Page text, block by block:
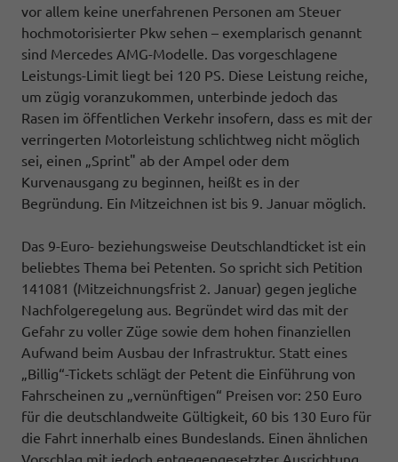
vor allem keine unerfahrenen Personen am Steuer
hochmotorisierter Pkw sehen – exemplarisch genannt
sind Mercedes AMG-Modelle. Das vorgeschlagene
Leistungs-Limit liegt bei 120 PS. Diese Leistung reiche,
um zügig voranzukommen, unterbinde jedoch das
Rasen im öffentlichen Verkehr insofern, dass es mit der
verringerten Motorleistung schlichtweg nicht möglich
sei, einen „Sprint" ab der Ampel oder dem
Kurvenausgang zu beginnen, heißt es in der
Begründung. Ein Mitzeichnen ist bis 9. Januar möglich.
Das 9-Euro- beziehungsweise Deutschlandticket ist ein
beliebtes Thema bei Petenten. So spricht sich Petition
141081 (Mitzeichnungsfrist 2. Januar) gegen jegliche
Nachfolgeregelung aus. Begründet wird das mit der
Gefahr zu voller Züge sowie dem hohen finanziellen
Aufwand beim Ausbau der Infrastruktur. Statt eines
„Billig“-Tickets schlägt der Petent die Einführung von
Fahrscheinen zu „vernünftigen“ Preisen vor: 250 Euro
für die deutschlandweite Gültigkeit, 60 bis 130 Euro für
die Fahrt innerhalb eines Bundeslands. Einen ähnlichen